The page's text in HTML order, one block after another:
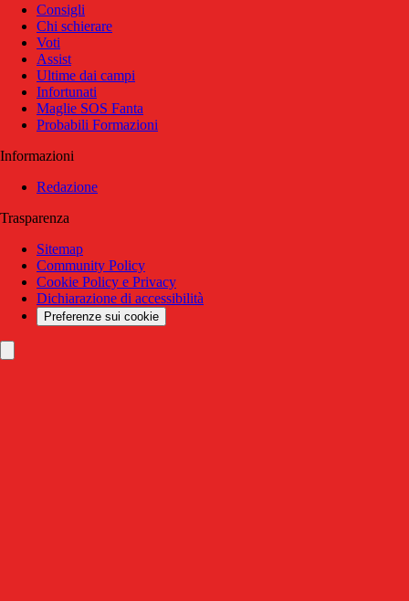
Consigli
Chi schierare
Voti
Assist
Ultime dai campi
Infortunati
Maglie SOS Fanta
Probabili Formazioni
Informazioni
Redazione
Trasparenza
Sitemap
Community Policy
Cookie Policy e Privacy
Dichiarazione di accessibilità
Preferenze sui cookie